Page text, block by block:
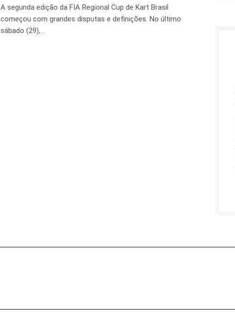
A segunda edição da FIA Regional Cup de Kart Brasil
começou com grandes disputas e definições. No último
sábado (29),…